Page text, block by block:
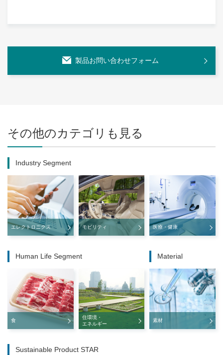
製品お問い合わせフォーム
その他のカテゴリも見る
Industry Segment
エレクトロニクス モビリティ 医療・健康
Human Life Segment
食
住環境・
エネルギー
Material
素材
Sustainable Product STAR